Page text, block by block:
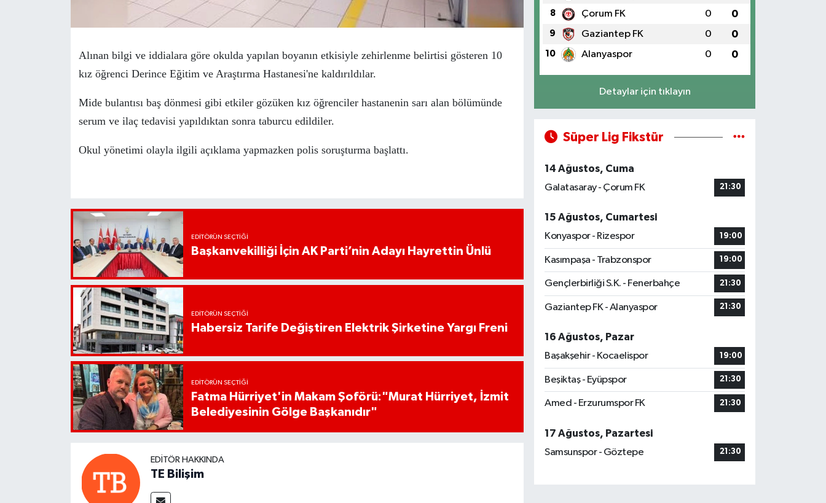
Alınan bilgi ve iddialara göre okulda yapılan boyanın etkisiyle zehirlenme belirtisi gösteren 10
kız öğrenci Derince Eğitim ve Araştırma Hastanesi'ne kaldırıldılar.
Mide bulantısı baş dönmesi gibi etkiler gözüken kız öğrenciler hastanenin sarı alan bölümünde
serum ve ilaç tedavisi yapıldıktan sonra taburcu edildiler.
Okul yönetimi olayla ilgili açıklama yapmazken polis soruşturma başlattı.
EDITÖRÜN SEÇTIĞI
Başkanvekilliği İçin AK Parti’nin Adayı Hayrettin Ünlü
EDITÖRÜN SEÇTIĞI
Habersiz Tarife Değiştiren Elektrik Şirketine Yargı Freni
EDITÖRÜN SEÇTIĞI
Fatma Hürriyet'in Makam Şoförü:"Murat Hürriyet, İzmit
Belediyesinin Gölge Başkanıdır"
EDITÖR HAKKINDA
TE Bilişim
8 Çorum FK 0 0
9 Gaziantep FK 0 0
10 Alanyaspor 0 0
Detaylar için tıklayın
Süper Lig Fikstür
14 Ağustos, Cuma
Galatasaray - Çorum FK
21:30
15 Ağustos, Cumartesi
Konyaspor - Rizespor
19:00
Kasımpaşa - Trabzonspor 19:00
Gençlerbirliği S.K. - Fenerbahçe 21:30
Gaziantep FK - Alanyaspor 21:30
16 Ağustos, Pazar
Başakşehir - Kocaelispor
19:00
Beşiktaş - Eyüpspor 21:30
Amed - Erzurumspor FK 21:30
17 Ağustos, Pazartesi
Samsunspor - Göztepe
21:30